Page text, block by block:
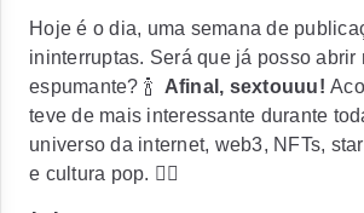
Hoje é o dia, uma semana de
ininterruptas. Será que já posso abrir
espumante? 🍾 Afinal, sextouuu!
teve de mais interessante durante
universo da internet, web3, NFTs,
e cultura pop. 👇🏻